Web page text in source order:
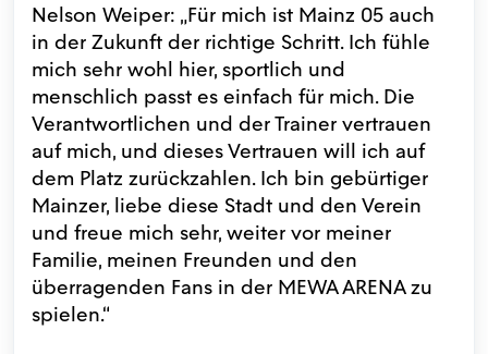
Nelson Weiper: „Für mich ist Mainz 05 auch
in der Zukunft der richtige Schritt. Ich fühle
mich sehr wohl hier, sportlich und
menschlich passt es einfach für mich. Die
Verantwortlichen und der Trainer vertrauen
auf mich, und dieses Vertrauen will ich auf
dem Platz zurückzahlen. Ich bin gebürtiger
Mainzer, liebe diese Stadt und den Verein
und freue mich sehr, weiter vor meiner
Familie, meinen Freunden und den
überragenden Fans in der MEWA ARENA zu
spielen.“